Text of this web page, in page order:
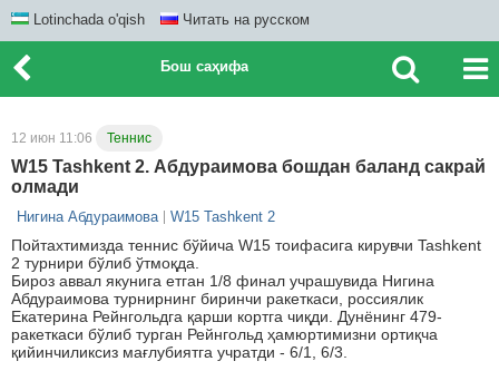
Lotinchada o'qish Читать на русском
Бош саҳифа
12 июн 11:06 Теннис
W15 Tashkent 2. Абдураимова бошдан баланд сакрай
олмади
Нигина Абдураимова W15 Tashkent 2
Пойтахтимизда теннис бўйича W15 тоифасига кирувчи Tashkent
2 турнири бўлиб ўтмоқда.
Бироз аввал якунига етган 1/8 финал учрашувида Нигина
Абдураимова турнирнинг биринчи ракеткаси, россиялик
Екатерина Рейнгольдга қарши кортга чиқди. Дунёнинг 479-
ракеткаси бўлиб турган Рейнгольд ҳамюртимизни ортиқча
қийинчиликсиз мағлубиятга учратди - 6/1, 6/3.